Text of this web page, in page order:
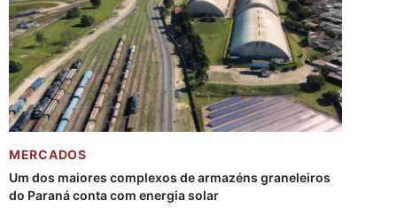
MERCADOS
Um dos maiores complexos de armazéns graneleiros
do Paraná conta com energia solar